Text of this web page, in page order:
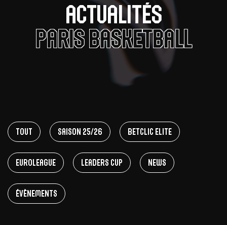
Actualités
Paris Basketball
Tout Saison 25/26 Betclic Elite
EuroLeague Leaders Cup News
Évènements